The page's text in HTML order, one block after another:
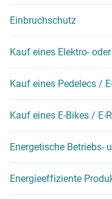
Einbruchschutz
Kauf eines Elektro-
Kauf eines Pedelecs /
Kauf eines E-Bikes / E-
Energetische Betriebs-
Energieeffiziente